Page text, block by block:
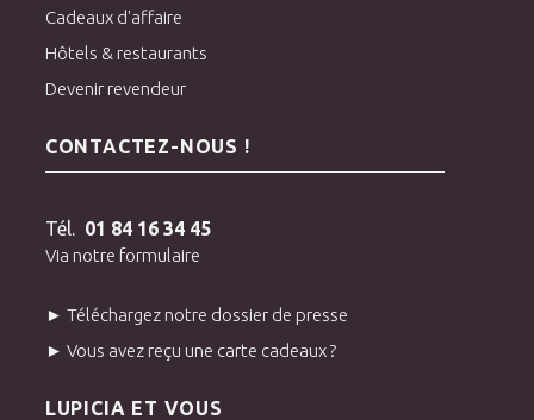
Cadeaux d'affaire
Hôtels & restaurants
Devenir revendeur
CONTACTEZ-NOUS !
Tél. 01 84 16 34 45
Via notre formulaire
► Téléchargez notre dossier de presse
► Vous avez reçu une carte cadeaux ?
LUPICIA ET VOUS